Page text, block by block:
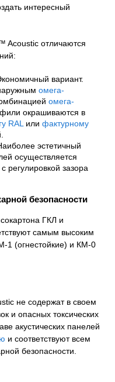
интересный
Acoustic отличаются
вариант.
омега-
омега-
окрашиваются в
RAL или фактурному
эстетичный
осуществляется
с регулировкой зазора
безопасности
ГКЛ и
самым высоким
1 (огнестойкие) и КМ-0
не содержат в своем
и опасных токсических
акустических панелей
и соответствуют всем
безопасности.